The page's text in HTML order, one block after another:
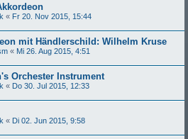
« Fr 20. Nov 2015, 15:44
mit Händlerschild: Wilhelm Kruse
« Mi 26. Aug 2015, 4:51
Orchester Instrument
« Do 30. Jul 2015, 12:33
« Di 02. Jun 2015, 9:58